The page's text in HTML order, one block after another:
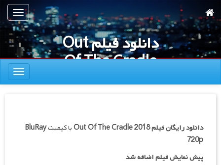
به
محتوای
اصلی
ناوبری
دانلود فیلم Out
Of The Cradle
2018
ناوبری
دانلود رایگان فیلمOut Of The Cradle 2018با کیفیتBluRay
720p
پیش نمایش فیلم اضافه شد